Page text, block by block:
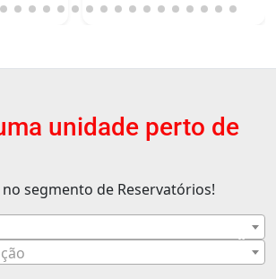
unidade perto de
segmento de Reservatórios!
×